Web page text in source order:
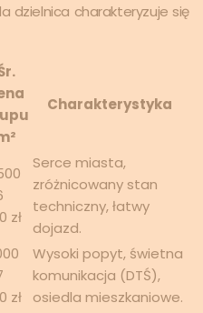
dzielnica charakteryzuje się
Charakterystyka
zł
Serce miasta,
zróżnicowany stan
techniczny, łatwy
dojazd.
zł
Wysoki popyt, świetna
komunikacja (DTŚ),
osiedla mieszkaniowe.